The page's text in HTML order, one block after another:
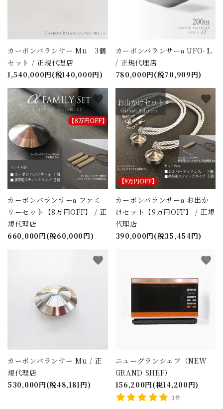
カーボンバランサー Mu 3個
セット / 正規代理店
1,540,000円(税140,000円)
カーボンバランサーα UFO-Ｌ
/ 正規代理店
780,000円(税70,909円)
カーボンバランサーα ファミ
リーセット【8万円OFF】 / 正
規代理店
660,000円(税60,000円)
favorite
カーボンバランサーα お出か
けセット【9万円OFF】 / 正規
代理店
390,000円(税35,454円)
favorite
カーボンバランサー Mu / 正
規代理店
530,000円(税48,181円)
favorite
ニューグランシェフ（NEW
GRAND SHEF）
156,200円(税14,200円)
1件
favorite